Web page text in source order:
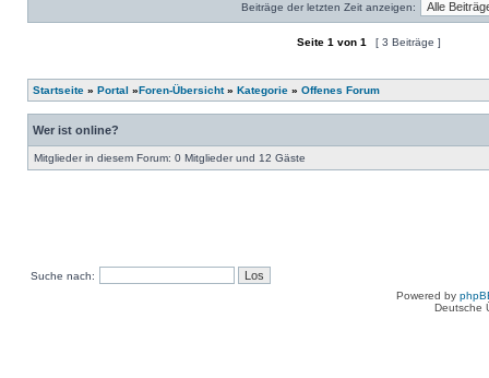
Beiträge der letzten Zeit anzeigen:
Seite 1 von 1 [ 3 Beiträge ]
Startseite » Portal »Foren-Übersicht» Kategorie » Offenes Forum
Wer ist online?
Mitglieder in diesem Forum: 0 Mitglieder und 12 Gäste
Suche nach:
Powered by
Deutsche